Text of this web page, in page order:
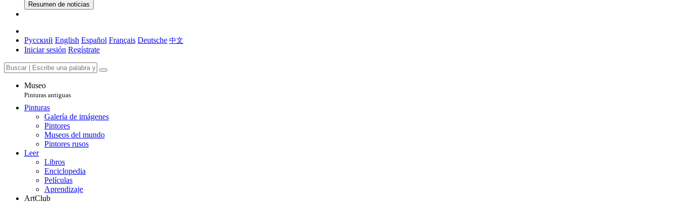
Resumen de noticias
Русский English Español Français Deutsche 中文
Iniciar sesión Regístrate
Museo
Pinturas antiguas
Pinturas
Galería de imágenes
Pintores
Museos del mundo
Pintores rusos
Leer
Libros
Enciclopedia
Películas
Aprendizaje
ArtClub